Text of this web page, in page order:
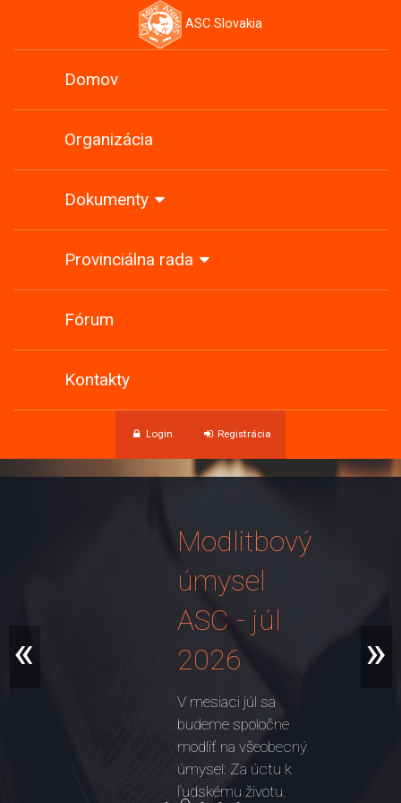
ASC Slovakia
Domov
Organizácia
Dokumenty
Provinciálna rada
Fórum
Kontakty
Login Registrácia
Modlitbový
úmysel
ASC - júl
2026
V mesiaci júl sa
budeme spoločne
modliť na všeobecný
úmysel: Za úctu k
ľudskému životu.
« »